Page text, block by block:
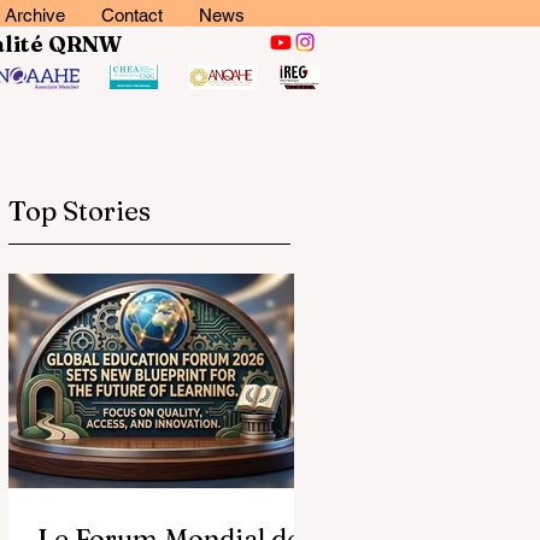
Archive Contact News
QRNW
Top Stories